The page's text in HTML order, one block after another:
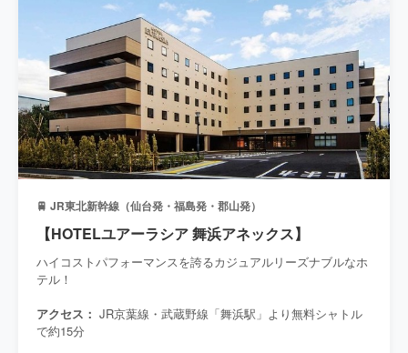
🚆 JR東北新幹線（仙台発・福島発・郡山発）
【HOTELユアーラシア 舞浜アネックス】
ハイコストパフォーマンスを誇るカジュアルリーズナブルなホ
テル！
アクセス： JR京葉線・武蔵野線「舞浜駅」より無料シャトル
で約15分